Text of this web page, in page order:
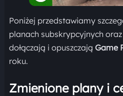
Poniżej przedstawiamy
planach subskrypcyjnych
dołączają i opuszczają Game
roku.
Zmienione plany i